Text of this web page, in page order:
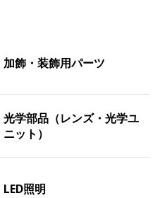
加飾・装飾用パーツ
光学部品（レンズ・光学ユ
ニット）
LED照明